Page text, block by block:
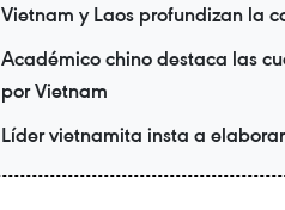
Vietnam y Laos profundizan la
Académico chino destaca las
por Vietnam
Líder vietnamita insta a